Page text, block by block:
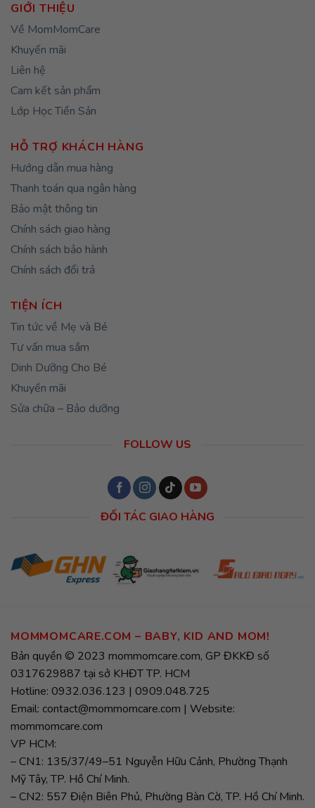
GIỚI THIỆU
Về MomMomCare
Khuyến mãi
Liên hệ
Cam kết sản phẩm
Lớp Học Tiền Sản
HỖ TRỢ KHÁCH HÀNG
Hướng dẫn mua hàng
Thanh toán qua ngân hàng
Bảo mật thông tin
Chính sách giao hàng
Chính sách bảo hành
Chính sách đổi trả
TIỆN ÍCH
Tin tức về Mẹ và Bé
Tư vấn mua sắm
Dinh Dưỡng Cho Bé
Khuyến mãi
Sửa chữa – Bảo dưỡng
FOLLOW US
ĐỐI TÁC GIAO HÀNG
MOMMOMCARE.COM – BABY, KID AND MOM!
Bản quyền © 2023 mommomcare.com, GP ĐKKĐ số
0317629887 tại sở KHĐT TP. HCM
Hotline: 0932.036.123 | 0909.048.725
Email: contact@mommomcare.com | Website:
mommomcare.com
VP HCM:
– CN1: 135/37/49–51 Nguyễn Hữu Cảnh, Phường Thạnh
Mỹ Tây, TP. Hồ Chí Minh.
– CN2: 557 Điện Biên Phủ, Phường Bàn Cờ, TP. Hồ Chí Minh.